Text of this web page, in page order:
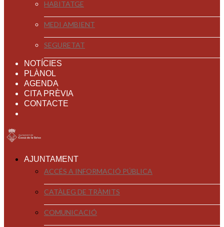
HABITATGE
MEDI AMBIENT
SEGURETAT
NOTÍCIES
PLÀNOL
AGENDA
CITA PRÈVIA
CONTACTE
AJUNTAMENT
ACCÉS A INFORMACIÓ PÚBLICA
CATÀLEG DE TRÀMITS
COMUNICACIÓ